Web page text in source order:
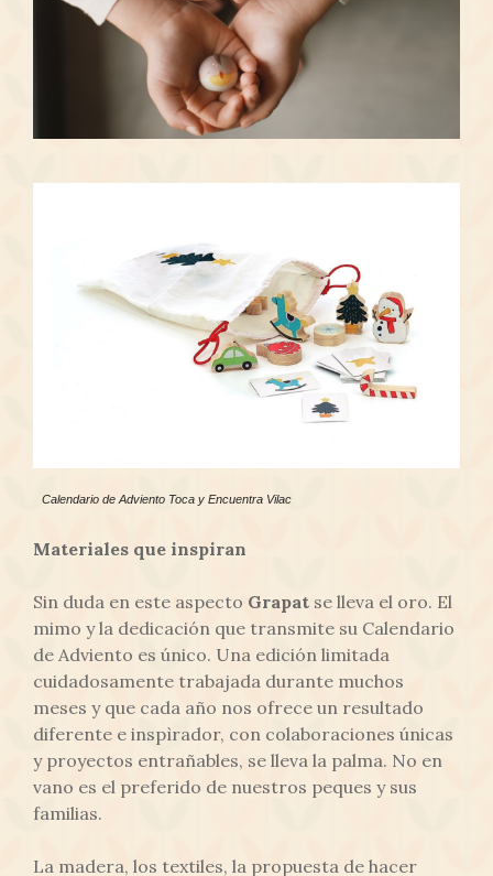
Calendario de Adviento Toca y Encuentra Vilac
Materiales que inspiran
Sin duda en este aspecto Grapat se lleva el oro. El
mimo y la dedicación que transmite su Calendario
de Adviento es único. Una edición limitada
cuidadosamente trabajada durante muchos
meses y que cada año nos ofrece un resultado
diferente e inspìrador, con colaboraciones únicas
y proyectos entrañables, se lleva la palma. No en
vano es el preferido de nuestros peques y sus
familias.
La madera, los textiles, la propuesta de hacer